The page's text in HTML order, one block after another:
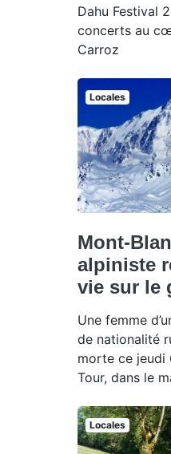
Dahu Festival
concerts au
Carroz
Locales
Mont-
alpiniste
vie sur le
Une femme
de nationalité
morte ce jeudi
Tour, dans le
Locales